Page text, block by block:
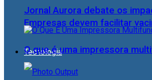
Empresas devem facilitar
Tecnologia
Jornal Aurora debate os
O que é uma impressora